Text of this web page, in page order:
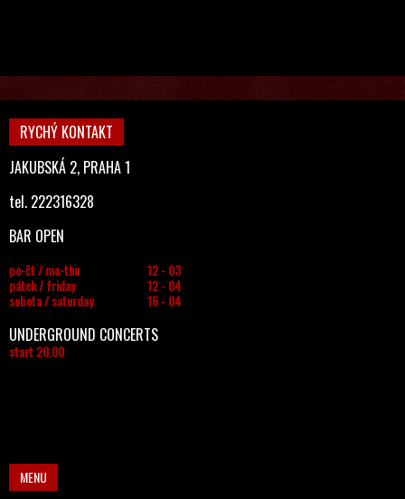
RYCHÝ KONTAKT
JAKUBSKÁ 2, PRAHA 1
tel. 222316328
BAR OPEN
po-čt / mo-thu
12 - 03
pátek / friday
12 - 04
sobota / saturday
16 - 04
UNDERGROUND CONCERTS
start 20.00
MENU